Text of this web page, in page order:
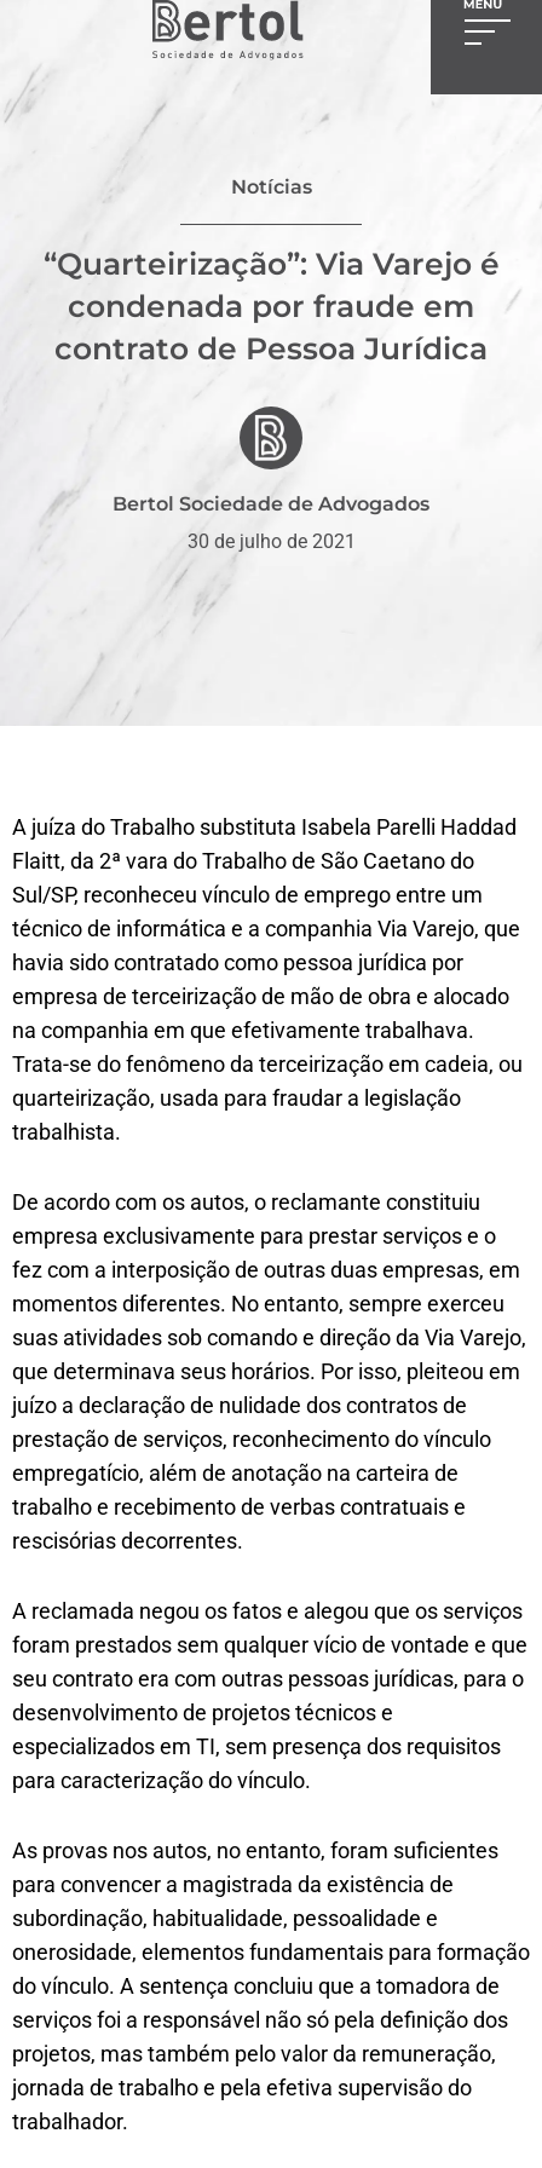
Notícias
“Quarteirização”: Via Varejo é
condenada por fraude em
contrato de Pessoa Jurídica
Bertol Sociedade de Advogados
30 de julho de 2021
A juíza do Trabalho substituta Isabela Parelli Haddad
Flaitt, da 2ª vara do Trabalho de São Caetano do
Sul/SP, reconheceu vínculo de emprego entre um
técnico de informática e a companhia Via Varejo, que
havia sido contratado como pessoa jurídica por
empresa de terceirização de mão de obra e alocado
na companhia em que efetivamente trabalhava.
Trata-se do fenômeno da terceirização em cadeia, ou
quarteirização, usada para fraudar a legislação
trabalhista.
De acordo com os autos, o reclamante constituiu
empresa exclusivamente para prestar serviços e o
fez com a interposição de outras duas empresas, em
momentos diferentes. No entanto, sempre exerceu
suas atividades sob comando e direção da Via Varejo,
que determinava seus horários. Por isso, pleiteou em
juízo a declaração de nulidade dos contratos de
prestação de serviços, reconhecimento do vínculo
empregatício, além de anotação na carteira de
trabalho e recebimento de verbas contratuais e
rescisórias decorrentes.
A reclamada negou os fatos e alegou que os serviços
foram prestados sem qualquer vício de vontade e que
seu contrato era com outras pessoas jurídicas, para o
desenvolvimento de projetos técnicos e
especializados em TI, sem presença dos requisitos
para caracterização do vínculo.
As provas nos autos, no entanto, foram suficientes
para convencer a magistrada da existência de
subordinação, habitualidade, pessoalidade e
onerosidade, elementos fundamentais para formação
do vínculo. A sentença concluiu que a tomadora de
serviços foi a responsável não só pela definição dos
projetos, mas também pelo valor da remuneração,
jornada de trabalho e pela efetiva supervisão do
trabalhador.